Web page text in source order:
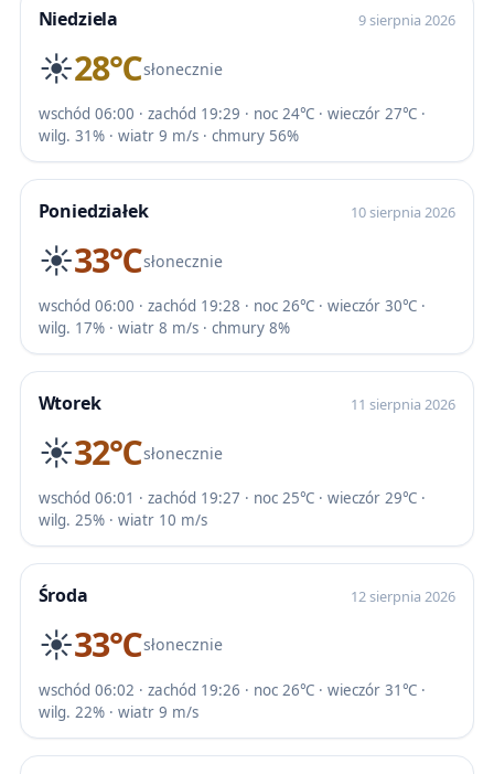
Niedziela 9 sierpnia 2026
☀️28℃słonecznie
wschód 06:00 · zachód 19:29 · noc 24℃ · wieczór 27℃ ·
wilg. 31% · wiatr 9 m/s · chmury 56%
Poniedziałek 10 sierpnia 2026
☀️33℃słonecznie
wschód 06:00 · zachód 19:28 · noc 26℃ · wieczór 30℃ ·
wilg. 17% · wiatr 8 m/s · chmury 8%
Wtorek 11 sierpnia 2026
☀️32℃słonecznie
wschód 06:01 · zachód 19:27 · noc 25℃ · wieczór 29℃ ·
wilg. 25% · wiatr 10 m/s
Środa 12 sierpnia 2026
☀️33℃słonecznie
wschód 06:02 · zachód 19:26 · noc 26℃ · wieczór 31℃ ·
wilg. 22% · wiatr 9 m/s